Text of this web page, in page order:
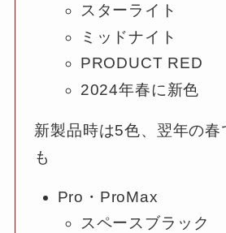
スターライト
ミッドナイト
PRODUCT RED
2024年春に新色
新製品時は5色、翌年の
も
Pro・ProMax
スペースブラック